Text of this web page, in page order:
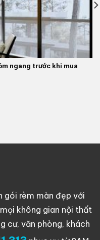
ngang trước khi mua
gói rèm màn đẹp với
không gian nội thất
cư, văn phòng, khách